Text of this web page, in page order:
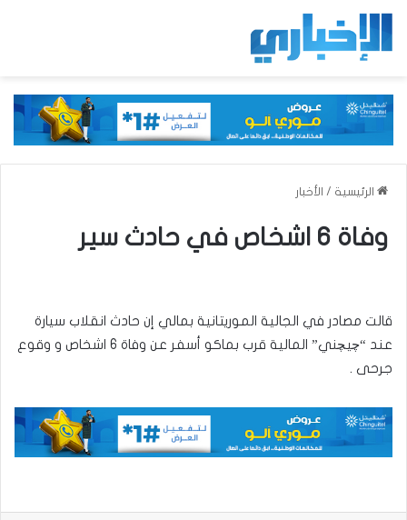
الرئيسية / الأخبار
وفاة 6 اشخاص في حادث سير
قالت مصادر في الجالية الموريتانية بمالي إن حادث انقلاب سيارة
عند “چيچني” المالية قرب بماكو أسفر عن وفاة 6 اشخاص و وقوع
جرحى .